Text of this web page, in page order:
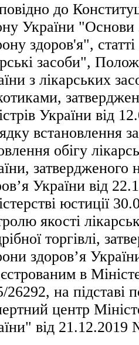
до
України "Основи
здоров'я",
засоби",
з лікарських
України від
встановлення
обігу
затвердженого
України від
юстиції
якості
торгівлі,
здоров’я
в
26292, на
центр
від